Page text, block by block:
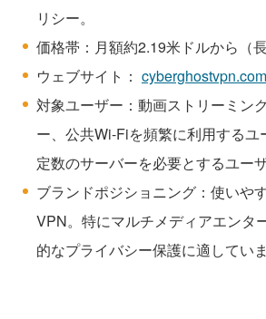
リシー。
価格帯：月額約2.19米ドルから（長
ウェブサイト： cyberghostvpn.com
対象ユーザー：動画ストリーミン
ー、公共Wi-Fiを頻繁に利用するユ
定数のサーバーを必要とするユーザ
ブランドポジショニング：使いや
VPN。特にマルチメディアエンタ
的なプライバシー保護に適していま